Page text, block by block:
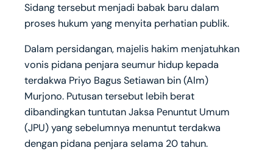
Sidang tersebut menjadi babak baru dalam
proses hukum yang menyita perhatian publik.
Dalam persidangan, majelis hakim menjatuhkan
vonis pidana penjara seumur hidup kepada
terdakwa Priyo Bagus Setiawan bin (Alm)
Murjono. Putusan tersebut lebih berat
dibandingkan tuntutan Jaksa Penuntut Umum
(JPU) yang sebelumnya menuntut terdakwa
dengan pidana penjara selama 20 tahun.